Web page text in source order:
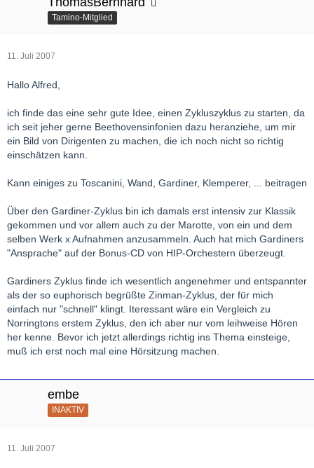
Tamino-Mitglied
11. Juli 2007
Hallo Alfred,
ich finde das eine sehr gute Idee, einen Zykluszyklus zu starten, da
ich seit jeher gerne Beethovensinfonien dazu heranziehe, um mir
ein Bild von Dirigenten zu machen, die ich noch nicht so richtig
einschätzen kann.
Kann einiges zu Toscanini, Wand, Gardiner, Klemperer, ... beitragen
Über den Gardiner-Zyklus bin ich damals erst intensiv zur Klassik
gekommen und vor allem auch zu der Marotte, von ein und dem
selben Werk x Aufnahmen anzusammeln. Auch hat mich Gardiners
"Ansprache" auf der Bonus-CD von HIP-Orchestern überzeugt.
Gardiners Zyklus finde ich wesentlich angenehmer und entspannter
als der so euphorisch begrüßte Zinman-Zyklus, der für mich
einfach nur "schnell" klingt. Iteressant wäre ein Vergleich zu
Norringtons erstem Zyklus, den ich aber nur vom leihweise Hören
her kenne. Bevor ich jetzt allerdings richtig ins Thema einsteige,
muß ich erst noch mal eine Hörsitzung machen.
embe
INAKTIV
11. Juli 2007